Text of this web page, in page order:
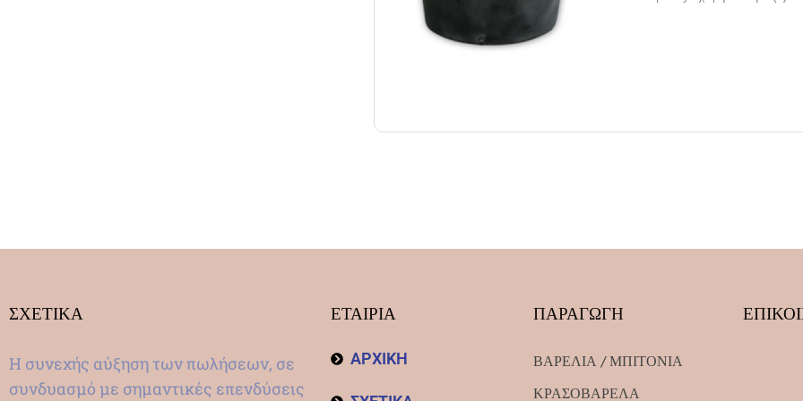
ΣΧΕΤΙΚΑ
Η συνεχής αύξηση των πωλήσεων, σε
συνδυασμό με σημαντικές επενδύσεις
ΕΤΑΙΡΙΑ
ΑΡΧΙΚΗ
ΠΑΡΑΓΩΓΗ
ΒΑΡΕΛΙΑ / ΜΠΙΤΟΝΙΑ
ΚΡΑΣΟΒΑΡΕΛΑ